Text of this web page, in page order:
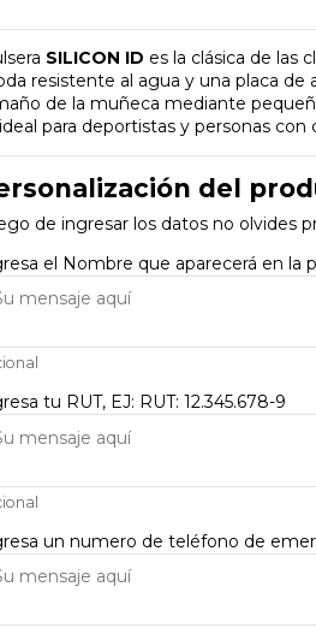
SILICON ID es la clásica de las
resistente al agua y una placa de
de la muñeca mediante
para deportistas y personas
del
de ingresar los datos no olvides
el Nombre que aparecerá en la
tu RUT, EJ: RUT: 12.345.678-9
un numero de teléfono de